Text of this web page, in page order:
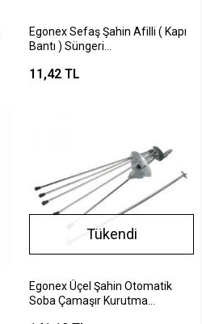
Egonex Sefaş Şahin Afilli ( Kapı
Bantı ) Süngeri
11,42 TL
Tükendi
Egonex Üçel Şahin Otomatik
Soba Çamaşır Kurutma